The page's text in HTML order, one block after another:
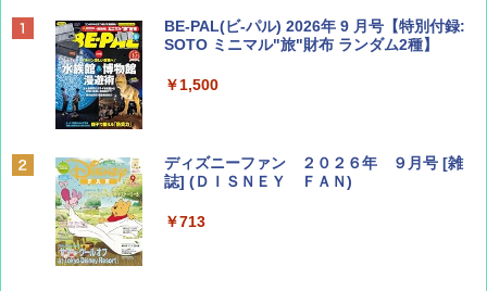
BE-PAL(ビ-パル) 2026年 9 月号【特別付録:
SOTO ミニマル"旅"財布 ランダム2種】
￥1,500
ディズニーファン ２０２６年 ９月号 [雑
誌] (ＤＩＳＮＥＹ ＦＡＮ)
￥713